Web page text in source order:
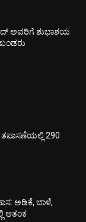
ಅವರಿಗೆ ಶುಭಾಶಯ
290
ಅಡಿಕೆ, ಬಾಳೆ,
ಆತಂಕ